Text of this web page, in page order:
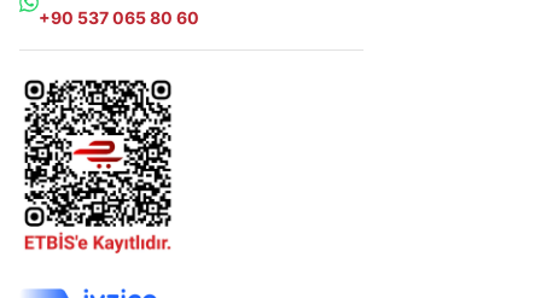
+90 537 065 80 60